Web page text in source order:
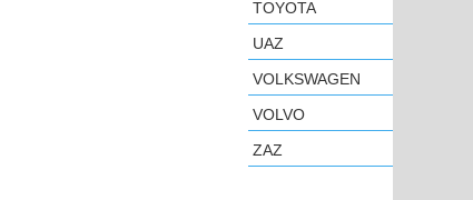
TOYOTA
UAZ
VOLKSWAGEN
VOLVO
ZAZ